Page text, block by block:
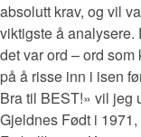
absolutt krav, og vil
viktigste å analysere.
det var ord – ord
på å risse inn i isen
Bra til BEST!» vil jeg
Gjeldnes Født i 1971,